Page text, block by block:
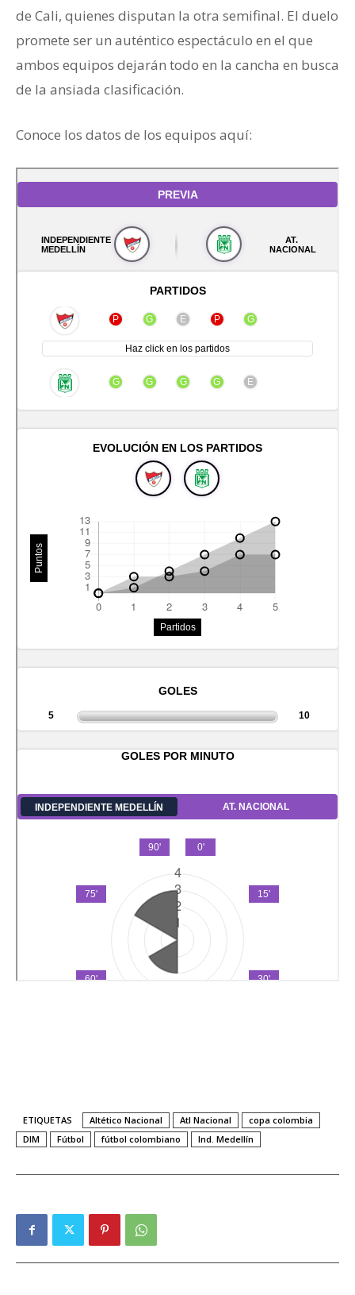
de Cali, quienes disputan la otra semifinal. El duelo
promete ser un auténtico espectáculo en el que
ambos equipos dejarán todo en la cancha en busca
de la ansiada clasificación.
Conoce los datos de los equipos aquí:
ETIQUETAS Altético Nacional Atl Nacional
copa colombia
DIM
Fútbol fútbol colombiano Ind. Medellín